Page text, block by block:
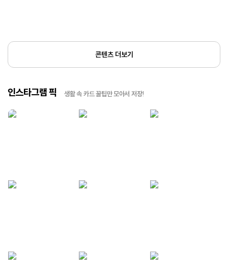
콘텐츠 더보기
인스타그램 픽 생활 속 카드 꿀팁만 모아서 저장!